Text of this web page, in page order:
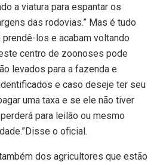
a viatura para espantar os
das rodovias.” Mas é tudo
los e acabam voltando
centro de zoonoses pode
levados para a fazenda e
e caso deseje ter seu
uma taxa e se ele não tiver
para leilão ou mesmo
o oficial.
dos agricultores que estão